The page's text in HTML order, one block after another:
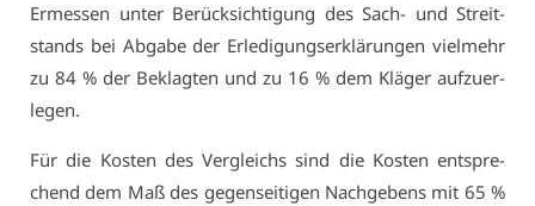
Er­mes­sen un­ter Be­rück­sich­ti­gung des Sach- und Streit­
stands bei Ab­ga­be der Er­le­di­gungs­er­klä­run­gen viel­mehr
zu 84 % der Be­klag­ten und zu 16 % dem Klä­ger auf­zu­er­
le­gen.
Für die Kos­ten des Ver­gleichs sind die Kos­ten ent­spre­
chend dem Maß des ge­gen­sei­ti­gen Nach­ge­bens mit 65 %